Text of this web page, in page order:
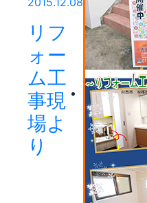
リフ
ォー
ム工
事現
場よ
り